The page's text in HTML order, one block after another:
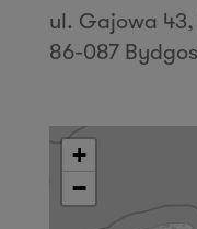
ul. Gajowa
86-087
ul. Zbigniewa
15-797 Białystok
+
−